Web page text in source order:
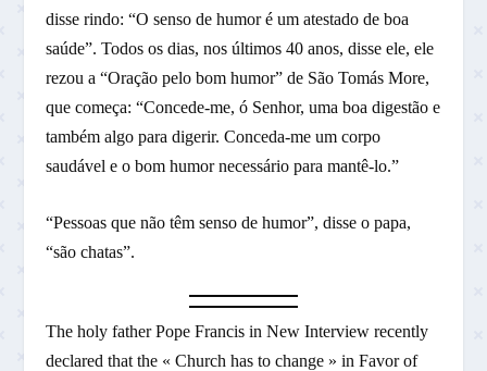
disse rindo: “O senso de humor é um atestado de boa
saúde”. Todos os dias, nos últimos 40 anos, disse ele, ele
rezou a “Oração pelo bom humor” de São Tomás More,
que começa: “Concede-me, ó Senhor, uma boa digestão e
também algo para digerir. Conceda-me um corpo
saudável e o bom humor necessário para mantê-lo.”
“Pessoas que não têm senso de humor”, disse o papa,
“são chatas”.
The holy father Pope Francis in New Interview recently
declared that the « Church has to change » in Favor of